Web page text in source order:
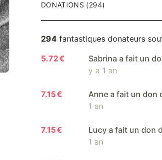
DONATIONS (294)
294 fantastiques donateurs
5.72 €
Sabrina a fait un
y a 1 an
7.15 € Anne a fait un don
1 an
7.15 € Lucy a fait un don
1 an